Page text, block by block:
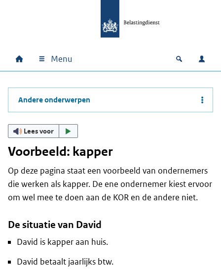
Hoofdnavigatie
Home Menu Open
Andere onderwerpen
Lees voor
Voorbeeld: kapper
Op deze pagina staat een voorbeeld van ondernemers
die werken als kapper. De ene ondernemer kiest ervoor
om wel mee te doen aan de KOR en de andere niet.
De situatie van David
David is kapper aan huis.
David betaalt jaarlijks btw.